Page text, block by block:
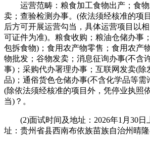
运营范畴：粮食加工食物出产；食物
卖；查验检测办事。(依法须经核准的项
后方可开展运营勾当，具体运营项目以
可证件为准)。粮食收购；粮油仓储办事
包拆食物)；食用农产物零售；食用农产
物批发；谷物发卖；消息征询办事(不含
事)；采购代办署理办事；互联网发卖(除
品)；通俗货色仓储办事(不含化学品等需
(除依法须经核准的项目外，凭停业执照
当)？。
(2)面试时间及地址：2026年1月30日
址：贵州省县西南布依族苗族自治州晴隆